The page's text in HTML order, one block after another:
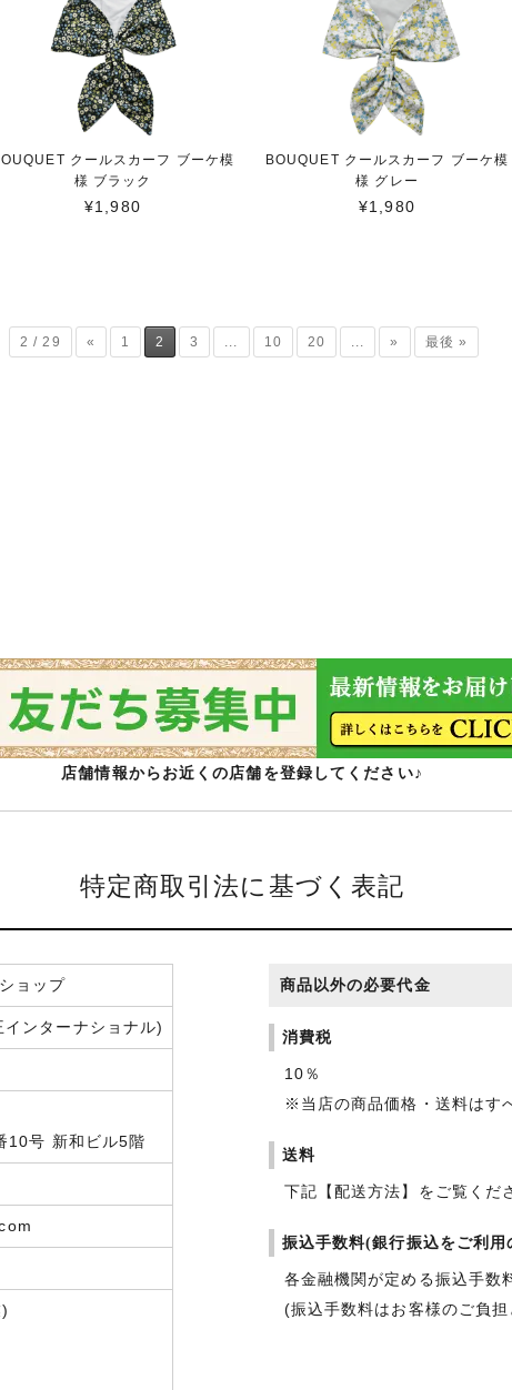
クールスカーフ ブーケ模
様 ブラック
¥1,980
BOUQUET クールスカーフ ブーケ模
様 グレー
¥1,980
2 / 29 « 1 2 3 ... 10 20 ... » 最後 »
店舗情報からお近くの店舗を登録してください♪
特定商取引法に基づく表記
ョップ
ンターナショナル)
10号 新和ビル5階
商品以外の必要代金
消費税
10％
※当店の商品価格・送料はす
送料
下記【配送方法】をご覧くだ
振込手数料(銀行振込をご利用
各金融機関が定める振込手数
(振込手数料はお客様のご負